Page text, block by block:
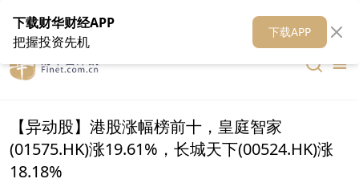
在线客服 关于我们 财华媒体矩阵 财华智库
【异动股】港股涨幅榜前十，皇庭智家
(01575.HK)涨19.61%，长城天下(00524.HK)涨
18.18%
下载财华财经APP
把握投资先机
下载APP